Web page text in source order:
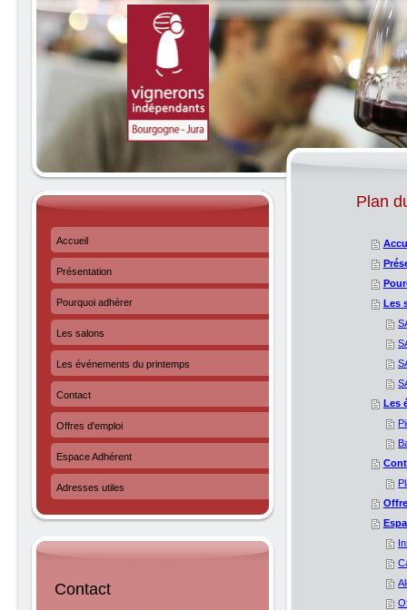
Plan
Les
Les
Accueil
Présentation
Pourquoi adhérer
Les salons
Les événements du printemps
Contact
Offres d'emploi
Espace Adhérent
Adresses utiles
Contact